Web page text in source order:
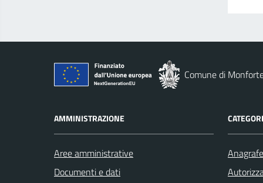
Comune di
AMMINISTRAZIONE
Aree amministrative
Documenti e dati